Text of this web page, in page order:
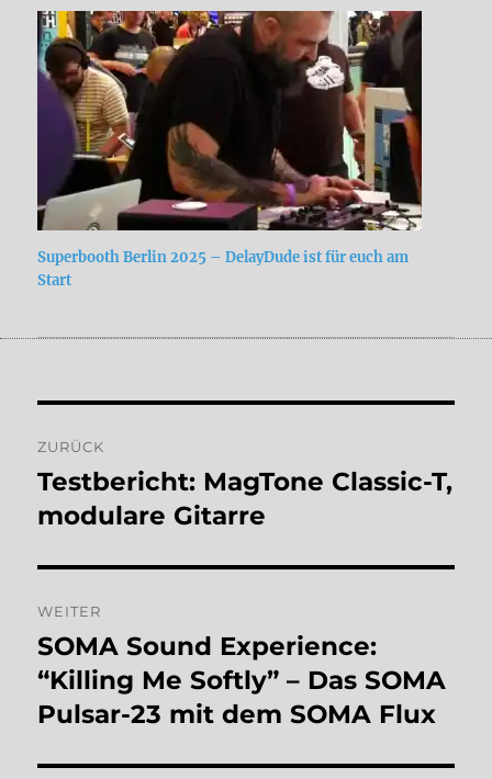
Superbooth Berlin 2025 – DelayDude ist für euch am
Start
ZURÜCK
Vorheriger
Beitrag:
Testbericht: MagTone Classic-T,
modulare Gitarre
WEITER
Nächster
Beitrag:
SOMA Sound Experience:
“Killing Me Softly” – Das SOMA
Pulsar-23 mit dem SOMA Flux